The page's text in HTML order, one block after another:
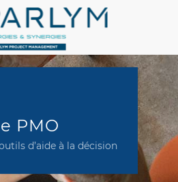
PMO
d’aide à la décision